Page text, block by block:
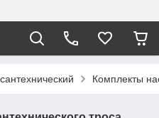
Комплекты